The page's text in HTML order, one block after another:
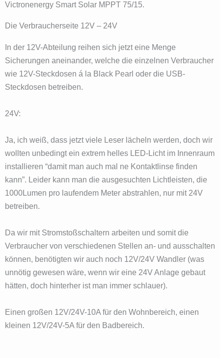
Victronenergy Smart Solar MPPT 75/15.
Die Verbraucherseite 12V – 24V
In der 12V-Abteilung reihen sich jetzt eine Menge
Sicherungen aneinander, welche die einzelnen Verbraucher
wie 12V-Steckdosen á la Black Pearl oder die USB-
Steckdosen betreiben.
24V:
Ja, ich weiß, dass jetzt viele Leser lächeln werden, doch wir
wollten unbedingt ein extrem helles LED-Licht im Innenraum
installieren “damit man auch mal ne Kontaktlinse finden
kann”. Leider kann man die ausgesuchten Lichtleisten, die
1000Lumen pro laufendem Meter abstrahlen, nur mit 24V
betreiben.
Da wir mit Stromstoßschaltern arbeiten und somit die
Verbraucher von verschiedenen Stellen an- und ausschalten
können, benötigten wir auch noch 12V/24V Wandler (was
unnötig gewesen wäre, wenn wir eine 24V Anlage gebaut
hätten, doch hinterher ist man immer schlauer).
Einen großen 12V/24V-10A für den Wohnbereich, einen
kleinen 12V/24V-5A für den Badbereich.